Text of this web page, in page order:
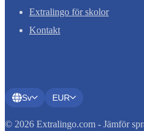
Extralingo för skolor
Kontakt
Sv EUR
© 2026 Extralingo.com - Jämför